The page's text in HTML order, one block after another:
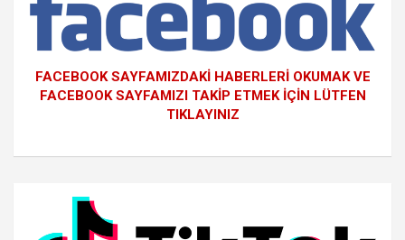
FACEBOOK SAYFAMIZDAKİ HABERLERİ OKUMAK VE
FACEBOOK SAYFAMIZI TAKİP ETMEK İÇİN LÜTFEN
TIKLAYINIZ